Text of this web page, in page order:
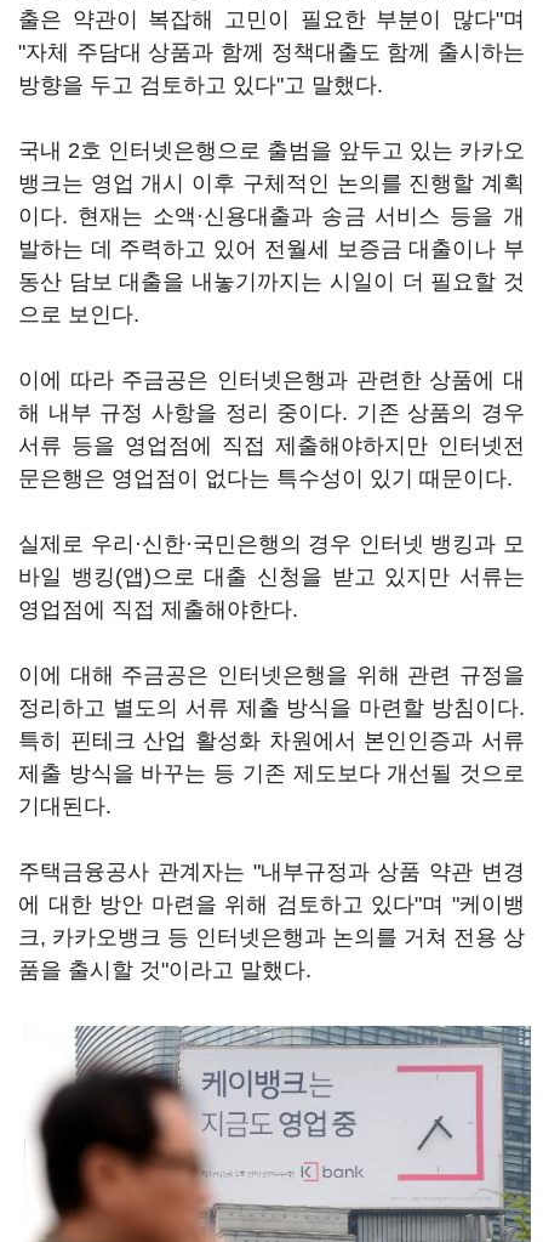
출은 약관이 복잡해 고민이 필요한 부분이 많다"며
"자체 주담대 상품과 함께 정책대출도 함께 출시하는
방향을 두고 검토하고 있다"고 말했다.
국내 2호 인터넷은행으로 출범을 앞두고 있는 카카오
뱅크는 영업 개시 이후 구체적인 논의를 진행할 계획
이다. 현재는 소액·신용대출과 송금 서비스 등을 개
발하는 데 주력하고 있어 전월세 보증금 대출이나 부
동산 담보 대출을 내놓기까지는 시일이 더 필요할 것
으로 보인다.
이에 따라 주금공은 인터넷은행과 관련한 상품에 대
해 내부 규정 사항을 정리 중이다. 기존 상품의 경우
서류 등을 영업점에 직접 제출해야하지만 인터넷전
문은행은 영업점이 없다는 특수성이 있기 때문이다.
실제로 우리·신한·국민은행의 경우 인터넷 뱅킹과 모
바일 뱅킹(앱)으로 대출 신청을 받고 있지만 서류는
영업점에 직접 제출해야한다.
이에 대해 주금공은 인터넷은행을 위해 관련 규정을
정리하고 별도의 서류 제출 방식을 마련할 방침이다.
특히 핀테크 산업 활성화 차원에서 본인인증과 서류
제출 방식을 바꾸는 등 기존 제도보다 개선될 것으로
기대된다.
주택금융공사 관계자는 "내부규정과 상품 약관 변경
에 대한 방안 마련을 위해 검토하고 있다"며 "케이뱅
크, 카카오뱅크 등 인터넷은행과 논의를 거쳐 전용 상
품을 출시할 것"이라고 말했다.